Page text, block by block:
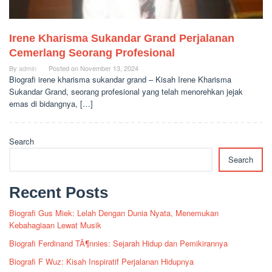
Irene Kharisma Sukandar Grand Perjalanan
Cemerlang Seorang Profesional
By admin Posted on November 13, 2024
Biografi irene kharisma sukandar grand – Kisah Irene Kharisma
Sukandar Grand, seorang profesional yang telah menorehkan jejak
emas di bidangnya, […]
Search
Search
Recent Posts
Biografi Gus Miek: Lelah Dengan Dunia Nyata, Menemukan
Kebahagiaan Lewat Musik
Biografi Ferdinand TÃ¶nnies: Sejarah Hidup dan Pemikirannya
Biografi F Wuz: Kisah Inspiratif Perjalanan Hidupnya